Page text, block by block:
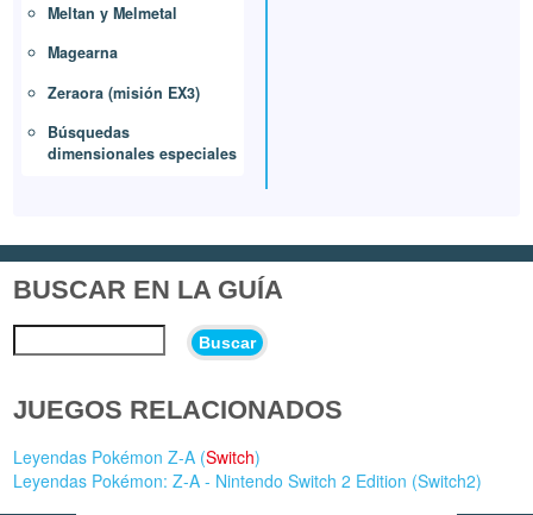
Meltan y Melmetal
Magearna
Zeraora (misión EX3)
Búsquedas
dimensionales especiales
BUSCAR EN LA GUÍA
Buscar
JUEGOS RELACIONADOS
Leyendas Pokémon Z-A (Switch)
Leyendas Pokémon: Z-A - Nintendo Switch 2 Edition (Switch2)